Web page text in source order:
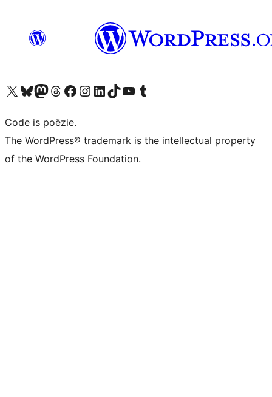
Bezoek ons X (voorheen Twitter) account
Bezoek ons Bluesky account
Bezoek ons Mastodon account
Bezoek ons Threads account
Onze Facebook pagina bezoeken
Bezoek ons Instagram account
Bezoek ons LinkedIn account
Bezoek ons TikTok account
Bezoek ons YouTube kanaalBezoek ons Tumblr account
Code is poëzie.
The WordPress® trademark is the intellectual property
of the WordPress Foundation.